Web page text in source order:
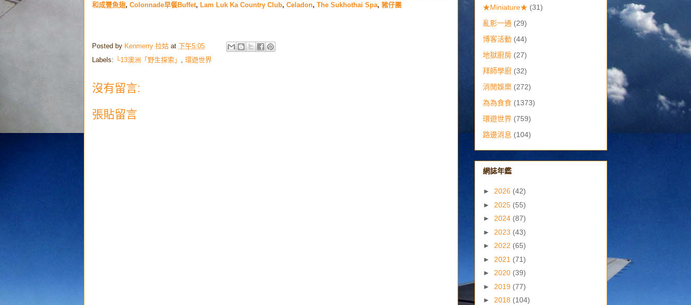
和成豐魚翅, Colonnade早餐Buffet, Lam Luk Ka Country Club, Celadon, The Sukhothai Spa, 豬仔團
Posted by Kenmerry 拉姑 at 下午5:05
Labels: └13澳洲「野生探索」 環遊世界
沒有留言:
張貼留言
★Miniature★ (31)
亂影一通 (29)
博客活動 (44)
地獄廚房 (27)
拜師學廚 (32)
消閒娛樂 (272)
為為食食 (1373)
環遊世界 (759)
路邊消息 (104)
網誌年鑑
► 2026 (42)
► 2025 (55)
► 2024 (87)
► 2023 (43)
► 2022 (65)
► 2021 (71)
► 2020 (39)
► 2019 (77)
► 2018 (104)